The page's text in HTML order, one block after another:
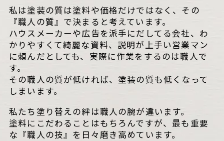
私は塗装の質は塗料や価格だけではなく、その
『職人の質』で決まると考えています。
ハウスメーカーや広告を派手にだしてる会社、わ
かりやすくて綺麗な資料、説明が上手い営業マン
に頼んだとしても、実際に作業をするのは職人で
す。
その職人の質が低ければ、塗装の質も低くなって
しまいます。
私たち塗り替えの絆は職人の腕が違います。
塗料にこだわることはもちろんですが、最も重要
な『職人の技』を日々磨き高めています。